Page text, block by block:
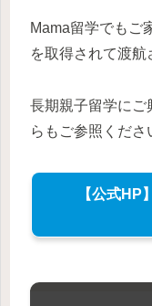
Mama留学でもご
を取得されて渡航
長期親子留学にご
らもご参照くださ
【公式HP